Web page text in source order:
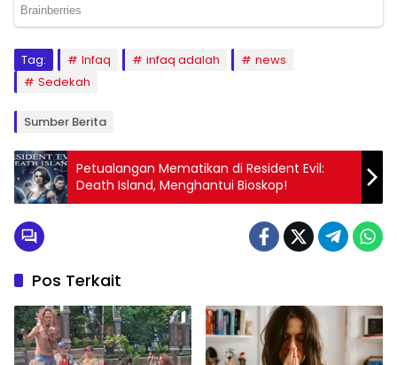
Tag: Infaq infaq adalah
news
Sedekah
Sumber Berita
Petualangan Mematikan di Resident Evil:
Death Island, Menghantui Bioskop!
Pos Terkait